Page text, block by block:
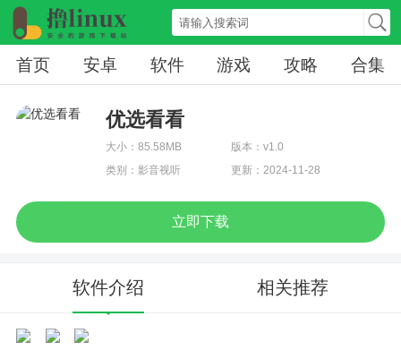
首页 安卓 软件 游戏 攻略 合集
优选看看
大小：85.58MB
版本：v1.0
类别：影音视听
更新：2024-11-28
立即下载
软件介绍 相关推荐